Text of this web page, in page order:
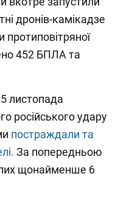
дронів-камікадзе
452 БПЛА та
листопада
російського удару
постраждали та
За попередньою
щонайменше 6